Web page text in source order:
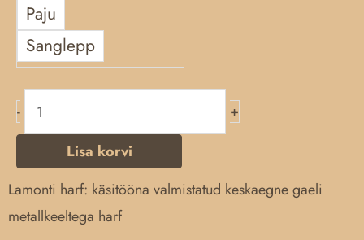
Paju
Sanglepp
-
+
Lisa korvi
Lamonti harf: käsitööna valmistatud keskaegne gaeli
metallkeeltega harf